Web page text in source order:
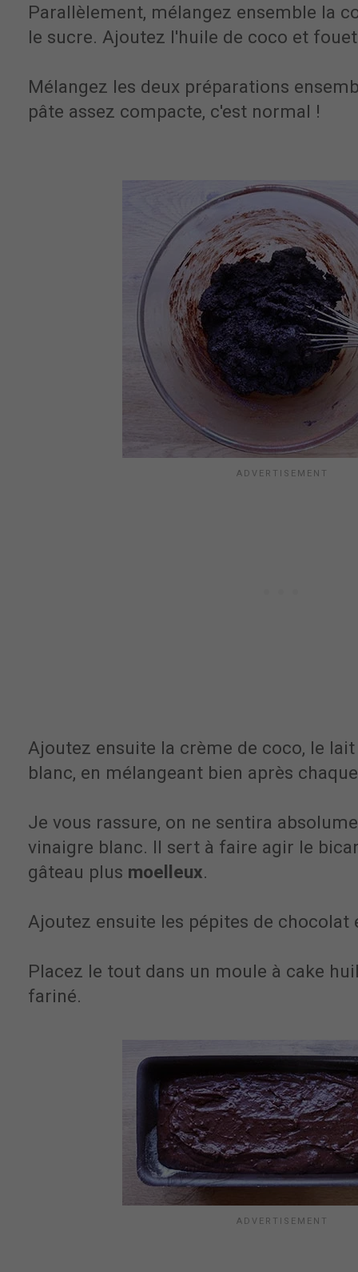
Parallèlement, mélangez ensemble la
le sucre. Ajoutez l'huile de coco et
Mélangez les deux préparations
pâte assez compacte, c'est normal !
Ajoutez ensuite la crème de coco, le
blanc, en mélangeant bien après
Je vous rassure, on ne sentira
vinaigre blanc. Il sert à faire agir le
gâteau plus moelleux.
Ajoutez ensuite les pépites de chocolat
Placez le tout dans un moule à cake
fariné.